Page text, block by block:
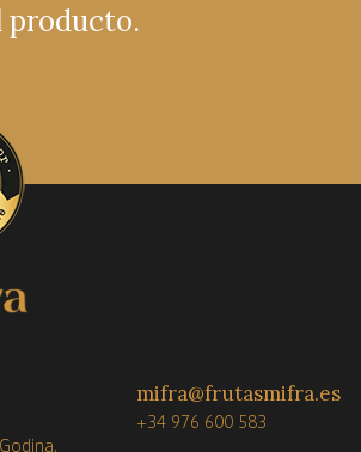
producto.
mifra@frutasmifra.es
+34 976 600 583